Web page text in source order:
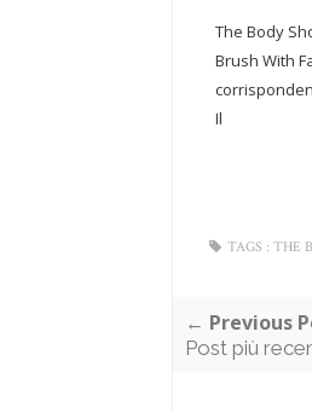
The Body
Brush With
Il
TAGS : THE
← Previous
Post più